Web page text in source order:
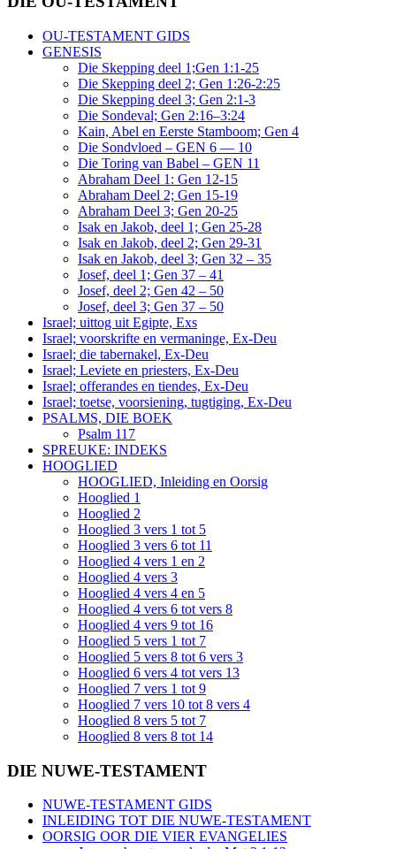
OU-TESTAMENT GIDS
GENESIS
Die Skepping deel 1;Gen 1:1-25
Die Skepping deel 2; Gen 1:26-2:25
Die Skepping deel 3; Gen 2:1-3
Die Sondeval; Gen 2:16–3:24
Kain, Abel en Eerste Stamboom; Gen 4
Die Sondvloed – GEN 6 — 10
Die Toring van Babel – GEN 11
Abraham Deel 1: Gen 12-15
Abraham Deel 2; Gen 15-19
Abraham Deel 3; Gen 20-25
Isak en Jakob, deel 1; Gen 25-28
Isak en Jakob, deel 2; Gen 29-31
Isak en Jakob, deel 3; Gen 32 – 35
Josef, deel 1; Gen 37 – 41
Josef, deel 2; Gen 42 – 50
Josef, deel 3; Gen 37 – 50
Israel; uittog uit Egipte, Exs
Israel; voorskrifte en vermaninge, Ex-Deu
Israel; die tabernakel, Ex-Deu
Israel; Leviete en priesters, Ex-Deu
Israel; offerandes en tiendes, Ex-Deu
Israel; toetse, voorsiening, tugtiging, Ex-Deu
PSALMS, DIE BOEK
Psalm 117
SPREUKE: INDEKS
HOOGLIED
HOOGLIED, Inleiding en Oorsig
Hooglied 1
Hooglied 2
Hooglied 3 vers 1 tot 5
Hooglied 3 vers 6 tot 11
Hooglied 4 vers 1 en 2
Hooglied 4 vers 3
Hooglied 4 vers 4 en 5
Hooglied 4 vers 6 tot vers 8
Hooglied 4 vers 9 tot 16
Hooglied 5 vers 1 tot 7
Hooglied 5 vers 8 tot 6 vers 3
Hooglied 6 vers 4 tot vers 13
Hooglied 7 vers 1 tot 9
Hooglied 7 vers 10 tot 8 vers 4
Hooglied 8 vers 5 tot 7
Hooglied 8 vers 8 tot 14
DIE NUWE-TESTAMENT
NUWE-TESTAMENT GIDS
INLEIDING TOT DIE NUWE-TESTAMENT
OORSIG OOR DIE VIER EVANGELIES